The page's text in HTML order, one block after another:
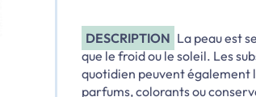
DESCRIPTION La peau est
que le froid ou le soleil. Les
quotidien peuvent également
parfums, colorants ou